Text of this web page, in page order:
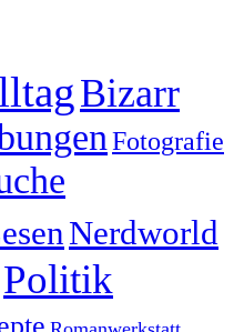
Bizarr
Fotografie
Nerdworld
Politik